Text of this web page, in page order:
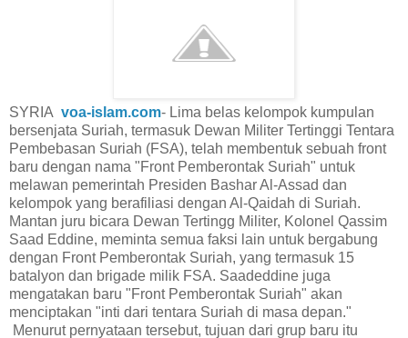
SYRIA voa-islam.com- Lima belas kelompok kumpulan
bersenjata Suriah, termasuk Dewan Militer Tertinggi Tentara
Pembebasan Suriah (FSA), telah membentuk sebuah front
baru dengan nama "Front Pemberontak Suriah" untuk
melawan pemerintah Presiden Bashar Al-Assad dan
kelompok yang berafiliasi dengan Al-Qaidah di Suriah.
Mantan juru bicara Dewan Tertingg Militer, Kolonel Qassim
Saad Eddine, meminta semua faksi lain untuk bergabung
dengan Front Pemberontak Suriah, yang termasuk 15
batalyon dan brigade milik FSA. Saadeddine juga
mengatakan baru "Front Pemberontak Suriah" akan
menciptakan "inti dari tentara Suriah di masa depan."
Menurut pernyataan tersebut, tujuan dari grup baru itu